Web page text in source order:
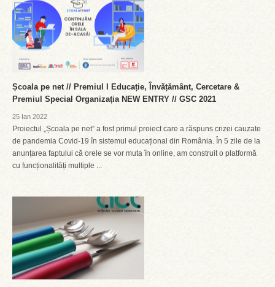
Școala pe net // Premiul I Educație, Învățământ, Cercetare &
Premiul Special Organizația NEW ENTRY // GSC 2021
25 Ian 2022
Proiectul „Școala pe net” a fost primul proiect care a răspuns crizei cauzate
de pandemia Covid-19 în sistemul educațional din România. În 5 zile de la
anunțarea faptului că orele se vor muta în online, am construit o platformă
cu funcționalități multiple ...